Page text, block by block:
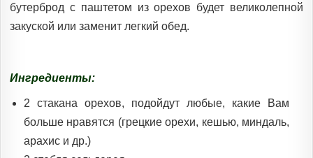
бутерброд с паштетом из орехов будет великолепной
закуской или заменит легкий обед.
Ингредиенты:
2 стакана орехов, подойдут любые, какие Вам
больше нравятся (грецкие орехи, кешью, миндаль,
арахис и др.)